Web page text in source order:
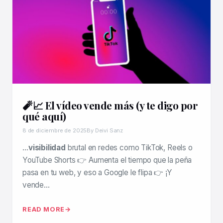
🧨📈 El vídeo vende más (y te digo por
qué aquí)
8 de diciembre de 2025By Deivi Sanz
…visibilidad brutal en redes como TikTok, Reels o
YouTube Shorts 👉 Aumenta el tiempo que la peña
pasa en tu web, y eso a Google le flipa 👉 ¡Y
vende…
READ MORE